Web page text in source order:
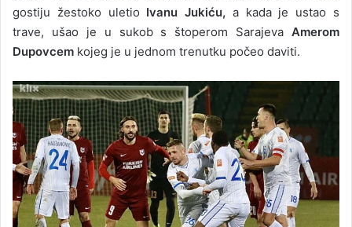
gostiju žestoko uletio Ivanu Jukiću, a kada je ustao s
trave, ušao je u sukob s štoperom Sarajeva Amerom
Dupovcem kojeg je u jednom trenutku počeo daviti.